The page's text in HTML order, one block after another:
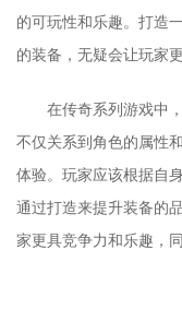
的可玩性和乐趣。打造
的装备，无疑会让玩家
在传奇系列游戏中
不仅关系到角色的属性
体验。玩家应该根据自
通过打造来提升装备的
家更具竞争力和乐趣，